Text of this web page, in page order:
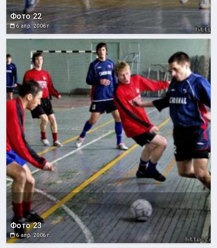
Фото 22
6 апр. 2006 г.
Фото 23
6 апр. 2006 г.